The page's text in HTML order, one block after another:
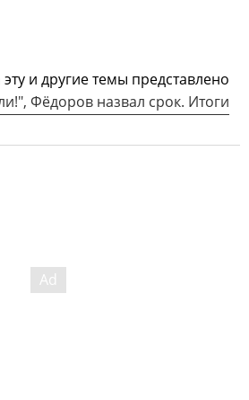
и другие темы представлено
Фёдоров назвал срок. Итоги